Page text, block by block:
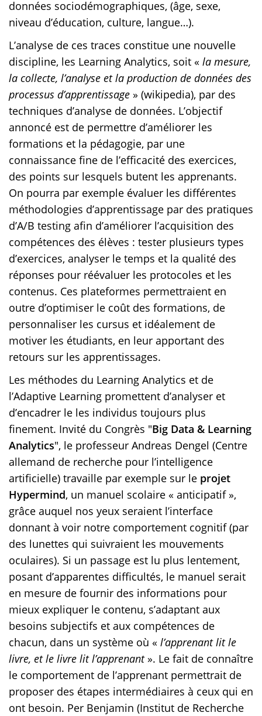
données sociodémographiques, (âge, sexe,
niveau d’éducation, culture, langue…).
L’analyse de ces traces constitue une nouvelle
discipline, les Learning Analytics, soit « la mesure,
la collecte, l’analyse et la production de données des
processus d’apprentissage » (wikipedia), par des
techniques d’analyse de données. L’objectif
annoncé est de permettre d’améliorer les
formations et la pédagogie, par une
connaissance fine de l’efficacité des exercices,
des points sur lesquels butent les apprenants.
On pourra par exemple évaluer les différentes
méthodologies d’apprentissage par des pratiques
d’A/B testing afin d’améliorer l’acquisition des
compétences des élèves : tester plusieurs types
d’exercices, analyser le temps et la qualité des
réponses pour réévaluer les protocoles et les
contenus. Ces plateformes permettraient en
outre d’optimiser le coût des formations, de
personnaliser les cursus et idéalement de
motiver les étudiants, en leur apportant des
retours sur les apprentissages.
Les méthodes du Learning Analytics et de
l’Adaptive Learning promettent d’analyser et
d’encadrer le les individus toujours plus
finement. Invité du Congrès "Big Data & Learning
Analytics", le professeur Andreas Dengel (Centre
allemand de recherche pour l’intelligence
artificielle) travaille par exemple sur le projet
Hypermind, un manuel scolaire « anticipatif »,
grâce auquel nos yeux seraient l’interface
donnant à voir notre comportement cognitif (par
des lunettes qui suivraient les mouvements
oculaires). Si un passage est lu plus lentement,
posant d’apparentes difficultés, le manuel serait
en mesure de fournir des informations pour
mieux expliquer le contenu, s’adaptant aux
besoins subjectifs et aux compétences de
chacun, dans un système où « l’apprenant lit le
livre, et le livre lit l’apprenant». Le fait de connaître
le comportement de l’apprenant permettrait de
proposer des étapes intermédiaires à ceux qui en
ont besoin. Per Benjamin (Institut de Recherche